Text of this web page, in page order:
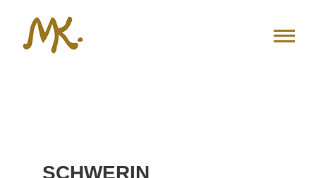
springen
SCHWERIN